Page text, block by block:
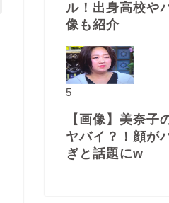
ル！出身高校や
像も紹介
5
【画像】美奈子
ヤバイ？！顔が
ぎと話題にw